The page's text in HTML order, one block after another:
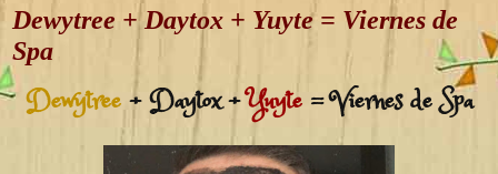
Dewytree + Daytox + Yuyte = Viernes de
Spa
Dewytree+ Daytox +Yuyte= Viernes de Spa